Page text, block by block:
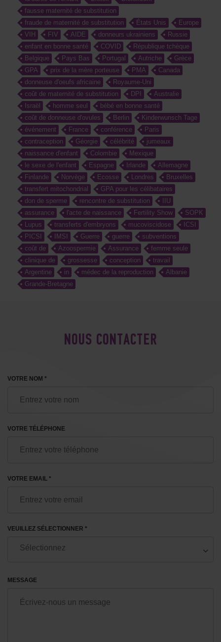
fausse maternité de substitution
fraude de maternité de substitution
États Unis
Europe
VIH
FIV AIDE donneurs ukrainiens
Russie
enfant en bonne santé
COVID
République tchèque
Belgique
Pays Bas Portugal Autriche
Grèce
GPA
prix de la mère porteuse PMA
Canada
donneuse d'oeufs africaine
Royaume-Uni
coût de maternité de substitution
DPI
Australie
Israël
homme seul
bébé en bonne santé
coût de donneuse d'ovules
Berlin
Kinderwunsch Tage
événement
France conférence
Paris
contraception
Géorgie célébrité
jumeaux
naissance d'enfant
Colombie
Mexique
le sexe de l'enfant
Espagne Irlande
Allemagne
Finlande
Norvège Ecosse Londres
Bruxelles
transfert mitochondrial
GPA pour les célibataires
don de sperme
rencontre de substitution
IIU
assurance
l'acte de naissance Fertility Show
SOPK
Lupus
transferts d'embryons mucoviscidose
ICSI
PICSI
IMSI Guerre guerre
subventions
coût de
Azoospermie Assurance
femme seule
clinique de
grossesse conception
travail
Argentine
in médec de la reproduction
Albanie
Grande-Bretagne
NOUS CONTACTER
VOTRE NOM *
VOTRE TÉLÉPHONE
VOTRE EMAIL *
VEUILLEZ SÉLECTIONNER *
MESSAGE